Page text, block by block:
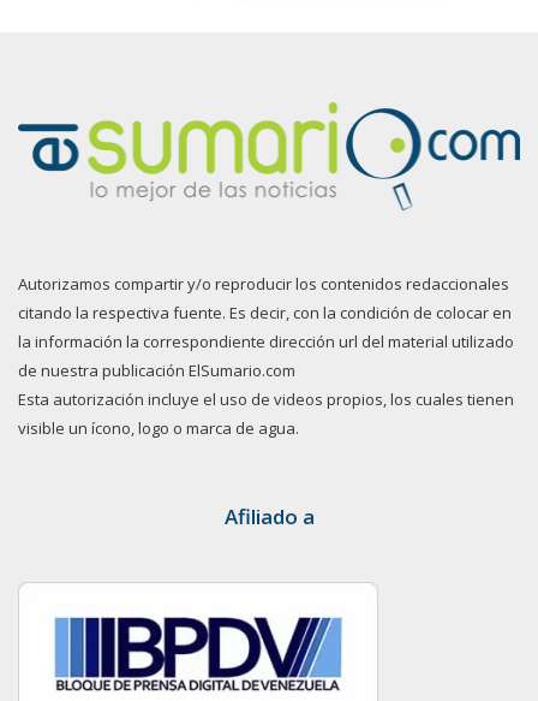
Autorizamos compartir y/o reproducir los contenidos redaccionales
citando la respectiva fuente. Es decir, con la condición de colocar en
la información la correspondiente dirección url del material utilizado
de nuestra publicación ElSumario.com
Esta autorización incluye el uso de videos propios, los cuales tienen
visible un ícono, logo o marca de agua.
Afiliado a